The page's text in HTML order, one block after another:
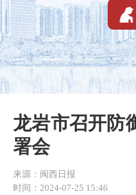

龙岩市召开防
署会
来源：闽西日报
时间：2024-07-25 15:46